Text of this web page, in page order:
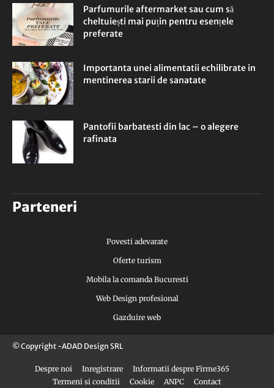
Parfumurile aftermarket sau cum să
cheltuiești mai puțin pentru esențele
preferate
Importanta unei alimentatii echilibrate in
mentinerea starii de sanatate
Pantofii barbatesti din lac – o alegere
rafinata
Parteneri
Povesti adevarate
Oferte turism
Mobila la comanda Bucuresti
Web Design profesional
Gazduire web
© Copyright -ADAD Design SRL
Despre noi Inregistrare
Informatii despre Firme365
Termeni si conditii
Cookie ANPC Contact